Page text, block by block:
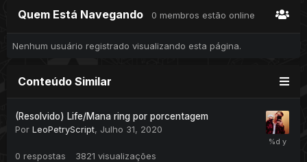
Quem Está Navegando 0 membros estão online
Nenhum usuário registrado visualizando esta página.
Conteúdo Similar
(Resolvido) Life/Mana ring por porcentagem
Por LeoPetryScript, Julho 31, 2020
0 respostas 3821 visualizações